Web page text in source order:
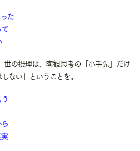
た
世の摂理は、客観思考の「小手先」だけ
ない」ということを。